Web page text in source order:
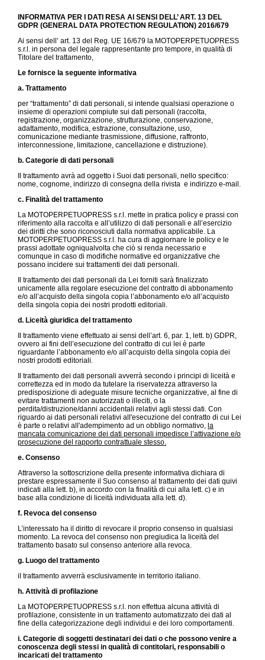
INFORMATIVA PER I DATI RESA AI SENSI DELL’ ART. 13 DEL
GDPR (GENERAL DATA PROTECTION REGULATION) 2016/679
Ai sensi dell’ art. 13 del Reg. UE 16/679 la MOTOPERPETUOPRESS
s.r.l. in persona del legale rappresentante pro tempore, in qualità di
Titolare del trattamento,
Le fornisce la seguente informativa
a. Trattamento
per “trattamento” di dati personali, si intende qualsiasi operazione o
insieme di operazioni compiute sui dati personali (raccolta,
registrazione, organizzazione, strutturazione, conservazione,
adattamento, modifica, estrazione, consultazione, uso,
comunicazione mediante trasmissione, diffusione, raffronto,
interconnessione, limitazione, cancellazione e distruzione).
b. Categorie di dati personali
Il trattamento avrà ad oggetto i Suoi dati personali, nello specifico:
nome, cognome, indirizzo di consegna della rivista e indirizzo e-mail.
c. Finalità del trattamento
La MOTOPERPETUOPRESS s.r.l. mette in pratica policy e prassi con
riferimento alla raccolta e all’utilizzo di dati personali e all’esercizio
dei diritti che sono riconosciuti dalla normativa applicabile. La
MOTOPERPETUOPRESS s.r.l. ha cura di aggiornare le policy e le
prassi adottate ogniqualvolta che ciò si renda necessario e
comunque in caso di modifiche normative ed organizzative che
possano incidere sui trattamenti dei dati personali.
Il trattamento dei dati personali da Lei forniti sarà finalizzato
unicamente alla regolare esecuzione del contratto di abbonamento
e/o all’acquisto della singola copia l’abbonamento e/o all’acquisto
della singola copia dei nostri prodotti editoriali.
d. Liceità giuridica del trattamento
Il trattamento viene effettuato ai sensi dell’art. 6, par. 1, lett. b) GDPR,
ovvero ai fini dell’esecuzione del contratto di cui lei è parte
riguardante l’abbonamento e/o all’acquisto della singola copia dei
nostri prodotti editoriali.
Il trattamento dei dati personali avverrà secondo i principi di liceità e
correttezza ed in modo da tutelare la riservatezza attraverso la
predisposizione di adeguate misure tecniche organizzative, al fine di
evitare trattamenti non autorizzati o illeciti, o la
perdita/distruzione/danni accidentali relativi agli stessi dati. Con
riguardo ai dati personali relativi all'esecuzione del contratto di cui Lei
è parte o relativi all'adempimento ad un obbligo normativo, la
mancata comunicazione dei dati personali impedisce l’attivazione e/o
prosecuzione del rapporto contrattuale stesso.
e. Consenso
Attraverso la sottoscrizione della presente informativa dichiara di
prestare espressamente il Suo consenso al trattamento dei dati quivi
indicati alla lett. b), in accordo con la finalità di cui alla lett. c) e in
base alla condizione di liceità individuata alla lett. d).
f. Revoca del consenso
L’interessato ha il diritto di revocare il proprio consenso in qualsiasi
momento. La revoca del consenso non pregiudica la liceità del
trattamento basato sul consenso anteriore alla revoca.
g. Luogo del trattamento
il trattamento avverrà esclusivamente in territorio italiano.
h. Attività di profilazione
La MOTOPERPETUOPRESS s.r.l. non effettua alcuna attività di
profilazione, consistente in un trattamento automatizzato dei dati al
fine della categorizzazione degli individui e dei loro comportamenti.
i. Categorie di soggetti destinatari dei dati o che possono venire a
conoscenza degli stessi in qualità di contitolari, responsabili o
incaricati del trattamento